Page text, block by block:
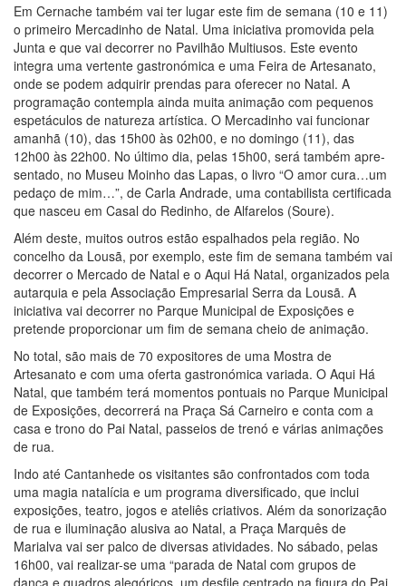
Em Cernache também vai ter lugar este fim de semana (10 e 11)
o primeiro Mercadinho de Natal. Uma iniciativa promovida pela
Junta e que vai decorrer no Pavilhão Multiusos. Este evento
integra uma vertente gastronómica e uma Feira de Artesanato,
onde se podem adquirir prendas para oferecer no Natal. A
programação contempla ainda muita animação com pequenos
espetáculos de natureza artística. O Mercadinho vai funcionar
amanhã (10), das 15h00 às 02h00, e no domingo (11), das
12h00 às 22h00. No último dia, pelas 15h00, será também apre­
sentado, no Museu Moinho das Lapas, o livro “O amor cura…um
pedaço de mim…”, de Carla Andrade, uma contabilista certificada
que nasceu em Casal do Redi­nho, de Alfarelos (Soure).
Além deste, muitos outros estão espalhados pela região. No
concelho da Lousã, por exemplo, este fim de semana também vai
decorrer o Mercado de Natal e o Aqui Há Natal, organizados pela
autarquia e pela Associação Empresarial Serra da Lousã. A
iniciativa vai decorrer no Parque Municipal de Exposições e
pretende proporcionar um fim de semana cheio de animação.
No total, são mais de 70 expositores de uma Mostra de
Artesanato e com uma oferta gastronómica variada. O Aqui Há
Natal, que também terá momentos pontuais no Parque Municipal
de Exposições, decorrerá na Praça Sá Carneiro e conta com a
casa e trono do Pai Natal, passeios de trenó e várias animações
de rua.
Indo até Cantanhede os visitantes são confrontados com toda
uma magia natalícia e um programa diversificado, que inclui
exposições, teatro, jogos e ateliês criativos. Além da sonorização
de rua e iluminação alusiva ao Natal, a Praça Marquês de
Marialva vai ser palco de diversas atividades. No sábado, pelas
16h00, vai realizar-se uma “parada de Natal com grupos de
dança e quadros alegóricos, um desfile centrado na figura do Pai